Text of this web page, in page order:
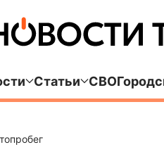
Статьи СВО